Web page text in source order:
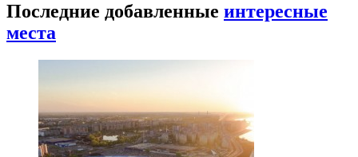
Последние добавленные интересные
места